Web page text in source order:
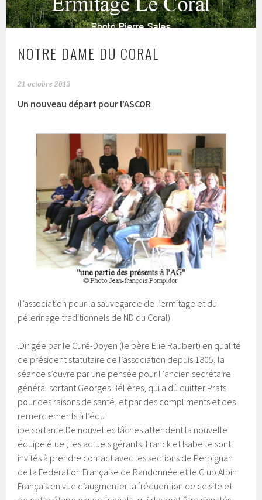
NOTRE DAME DU CORAL
21 octobre 2013
Un nouveau départ pour l’ASCOR
(l’association pour la sauvegarde de l’ermitage et du
pélerinage traditionnels de ND du Coral)
.Dirigée par le Curé-Doyen (le père Elie Raubert) en qualité
de président statutaire de l’association depuis 1805, la
séance s’ouvre par une pensée pour l ‘ancien secrétaire
général sortant Georges Bélières, qui a dû quitter Prats
pour des raisons de santé, et par des compliments et des
remerciements à l’équ
ipe sortante.De nouvelles tâches attendent la nouvelle
équipe élue ; les actuels gérants, Franck et Isabelle sont
invités à prendre contact avec les sections de Perpignan
de la Federation Française de Randonnée et le Club Alpin
Français en vue d’augmenter la fréquention de ce site et